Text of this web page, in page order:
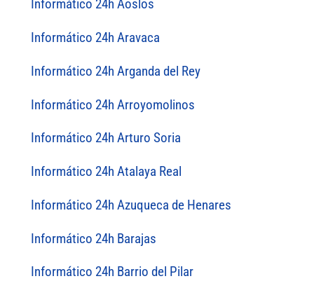
Informático 24h Aoslos
Informático 24h Aravaca
Informático 24h Arganda del Rey
Informático 24h Arroyomolinos
Informático 24h Arturo Soria
Informático 24h Atalaya Real
Informático 24h Azuqueca de Henares
Informático 24h Barajas
Informático 24h Barrio del Pilar